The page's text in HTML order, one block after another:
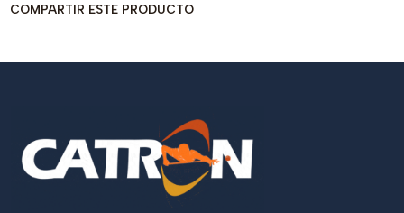
COMPARTIR ESTE PRODUCTO